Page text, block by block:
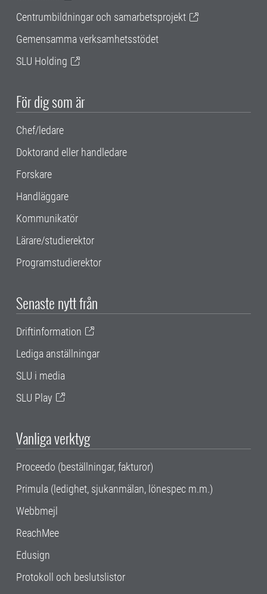
Centrumbildningar och samarbetsprojekt
Gemensamma verksamhetsstödet
SLU Holding
För dig som är
Chef/ledare
Doktorand eller handledare
Forskare
Handläggare
Kommunikatör
Lärare/studierektor
Programstudierektor
Senaste nytt från
Driftinformation
Lediga anställningar
SLU i media
SLU Play
Vanliga verktyg
Proceedo (beställningar, fakturor)
Primula (ledighet, sjukanmälan, lönespec m.m.)
Webbmejl
ReachMee
Edusign
Protokoll och beslutslistor